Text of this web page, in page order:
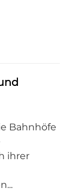
Bahnhöfe
ihrer